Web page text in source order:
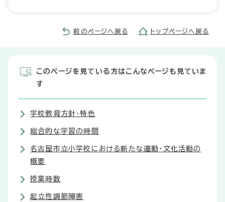
前のページへ戻る トップページへ戻る
このページを見ている方はこんなページも見ていま
す
学校教育方針・特色
総合的な学習の時間
名古屋市立小学校における新たな運動・文化活動の
概要
授業時数
起立性調節障害